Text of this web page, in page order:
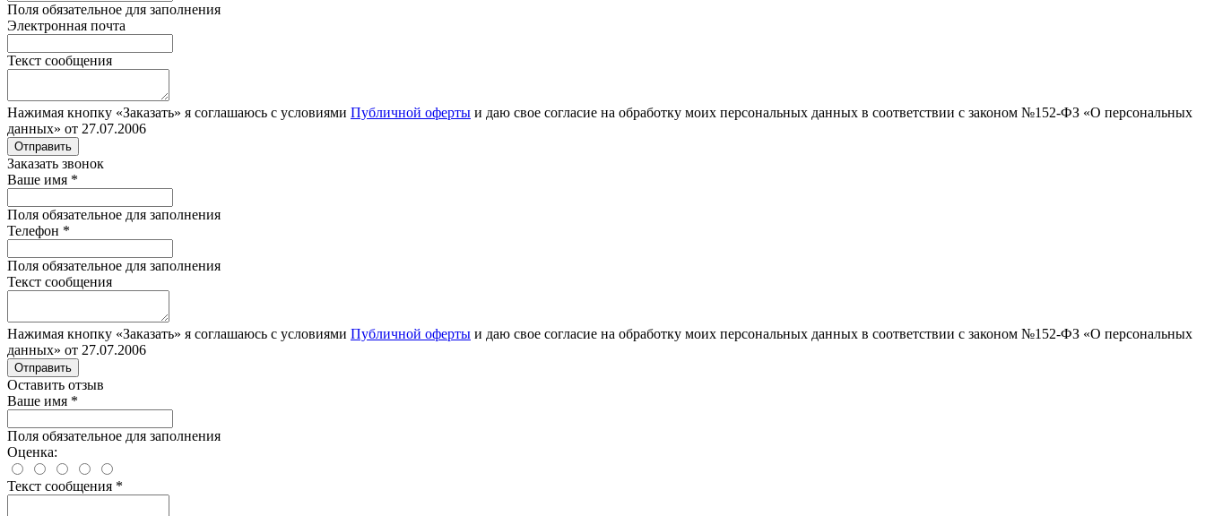
Поля обязательное для заполнения
Электронная почта
Текст сообщения
Нажимая кнопку «Заказать» я соглашаюсь с условиями Публичной оферты и даю свое согласие на обработку моих персональных данных в соответствии с законом №152-ФЗ «О персональных
данных» от 27.07.2006
Отправить
Заказать звонок
Ваше имя *
Поля обязательное для заполнения
Телефон *
Поля обязательное для заполнения
Текст сообщения
Нажимая кнопку «Заказать» я соглашаюсь с условиями Публичной оферты и даю свое согласие на обработку моих персональных данных в соответствии с законом №152-ФЗ «О персональных
данных» от 27.07.2006
Отправить
Оставить отзыв
Ваше имя *
Поля обязательное для заполнения
Оценка:
Текст сообщения *